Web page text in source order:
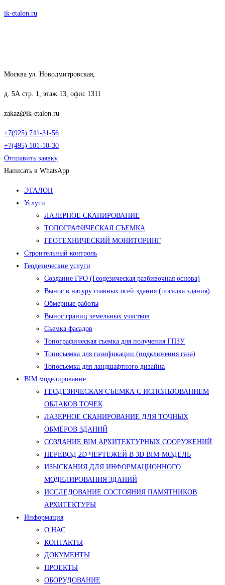
Перейти
ik-etalon.ru
Москва ул. Новодмитровская,
д. 5А стр. 1, этаж 13, офис 1311
zakaz@ik-etalon.ru
+7(925) 741-31-56
+7(495) 101-10-30
Отправить заявку
Написать в WhatsApp
Меню
ЭТАЛОН
Услуги
ЛАЗЕРНОЕ СКАНИРОВАНИЕ
ТОПОГРАФИЧЕСКАЯ СЪЕМКА
ГЕОТЕХНИЧЕСКИЙ МОНИТОРИНГ
Строительный контроль
Геодезические услуги
Создание ГРО (Геодезическая разбивочная основа)
Вынос в натуру главных осей здания (посадка здания)
Обмерные работы
Вынос границ земельных участков
Съемка фасадов
Топографическая съемка для получения ГПЗУ
Топосъемка для газификации (подключения газа)
Топосъемка для ландшафтного дизайна
BIM моделирование
ГЕОДЕЗИЧЕСКАЯ СЪЕМКА С ИСПОЛЬЗОВАНИЕМ
ОБЛАКОВ ТОЧЕК
ЛАЗЕРНОЕ СКАНИРОВАНИЕ ДЛЯ ТОЧНЫХ
ОБМЕРОВ ЗДАНИЙ
СОЗДАНИЕ BIM АРХИТЕКТУРНЫХ СООРУЖЕНИЙ
ПЕРЕВОД 2D ЧЕРТЕЖЕЙ В 3D BIM-МОДЕЛЬ
ИЗЫСКАНИЯ ДЛЯ ИНФОРМАЦИОННОГО
МОДЕЛИРОВАНИЯ ЗДАНИЙ
ИССЛЕДОВАНИЕ СОСТОЯНИЯ ПАМЯТНИКОВ
АРХИТЕКТУРЫ
Информация
О НАС
КОНТАКТЫ
ДОКУМЕНТЫ
ПРОЕКТЫ
ОБОРУДОВАНИЕ